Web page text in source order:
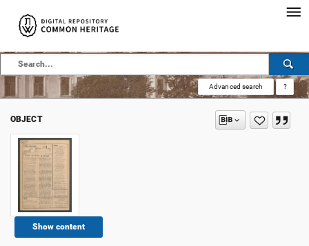
Advanced search ?
OBJECT
Show content